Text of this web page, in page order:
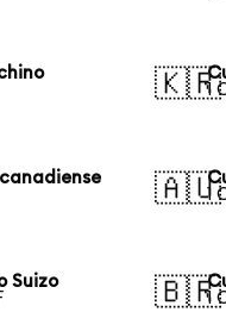
🇰🇷
1
🇦🇺
1
Suizo
🇧🇷
1